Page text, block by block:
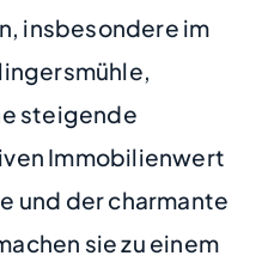
insbesondere im
steigende
Immobilienwert
und der charmante
sie zu einem